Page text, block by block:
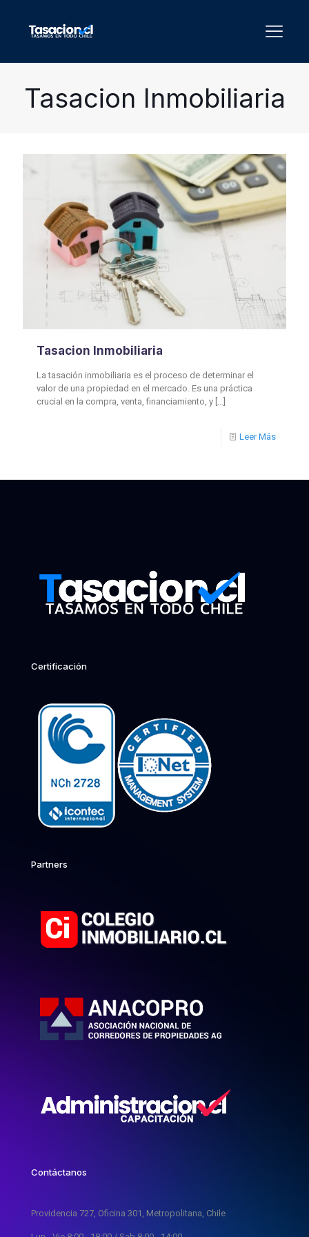
Tasacion Inmobiliaria
Tasacion Inmobiliaria
La tasación inmobiliaria es el proceso de determinar el
valor de una propiedad en el mercado. Es una práctica
crucial en la compra, venta, financiamiento, y […]
Leer Más
Certificación
Partners
Contáctanos
Providencia 727, Oficina 301, Metropolitana, Chile